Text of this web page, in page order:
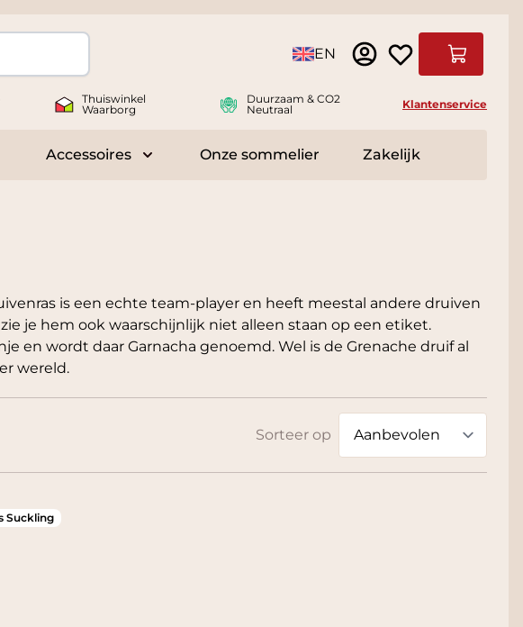
Taal EN
Thuiswinkel
Waarborg
Duurzaam & CO2
Neutraal
Klantenservice
submenu for Delicatessen
Accessoires
Toggle submenu for Accessoires
Onze sommelier Zakelijk
is een echte team-player en heeft meestal andere druiven
je hem ook waarschijnlijk niet alleen staan op een etiket.
en wordt daar Garnacha genoemd. Wel is de Grenache druif al
wereld.
Sorteer op
Suckling